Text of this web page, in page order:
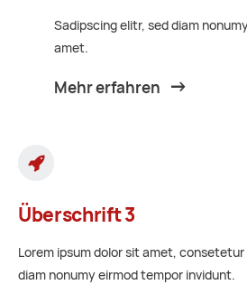
Sadipscing elitr, sed diam
amet.
Mehr erfahren
Überschrift 3
Lorem ipsum dolor sit amet,
diam nonumy eirmod tempor invidunt.